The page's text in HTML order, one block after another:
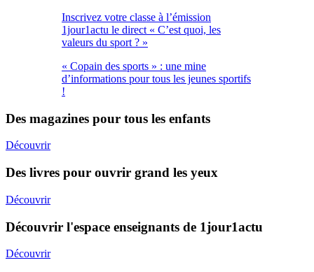
Inscrivez votre classe à l’émission
1jour1actu le direct « C’est quoi, les
valeurs du sport ? »
« Copain des sports » : une mine
d’informations pour tous les jeunes sportifs
!
Des magazines pour tous les enfants
Découvrir
Des livres pour ouvrir grand les yeux
Découvrir
Découvrir l'espace enseignants de 1jour1actu
Découvrir